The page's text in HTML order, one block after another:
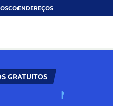
ENDEREÇOS
GRATUITOS
N